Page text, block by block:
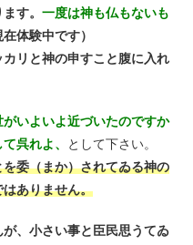
す。 一度は神も仏もないも
在体験中です）
リと神の申すこと腹に入れ
いよいよ近づいたのですか
呉れよ、
として下さい。
委（まか）されてゐる神の
ありません。
、小さい事と臣民思うてゐ